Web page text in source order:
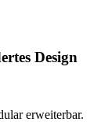
Design
erweiterbar.